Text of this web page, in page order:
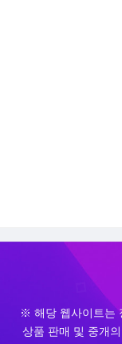
※ 해당 웹사이트는
상품 판매 및 중개